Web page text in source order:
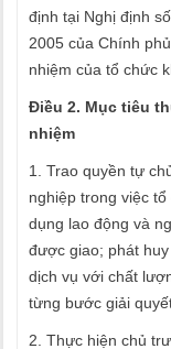
định tại Nghị định
2005 của Chính
nhiệm của tổ chức
Điều 2. Mục tiêu
nhiệm
1. Trao quyền tự
nghiệp trong việc
dụng lao động và
được giao; phát
dịch vụ với chất
từng bước giải
2. Thực hiện chủ